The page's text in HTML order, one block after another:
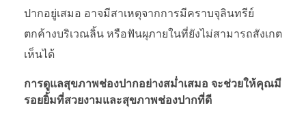
ปากอยู่เสมอ อาจมีสาเหตุจากการมีคราบจุลินทรีย์
ตกค้างบริเวณลิ้น หรือฟันผุภายในที่ยังไม่สามารถสังเกต
เห็นได้
การดูแลสุขภาพช่องปากอย่างสม่ำเสมอ จะช่วยให้คุณมี
รอยยิ้มที่สวยงามและสุขภาพช่องปากที่ดี